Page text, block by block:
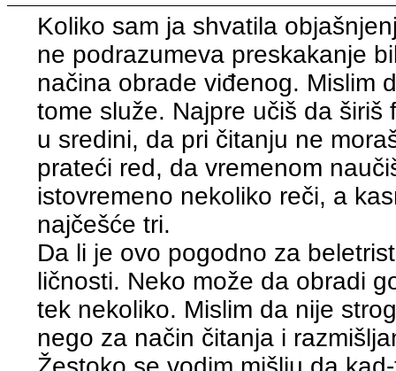
Koliko sam ja shvatila
ne podrazumeva preskakanje
načina obrade viđenog. Mislim
tome služe. Najpre učiš da
u sredini, da pri čitanju ne
prateći red, da vremenom
istovremeno nekoliko reči, a
najčešće tri.
Da li je ovo pogodno za
ličnosti. Neko može da obradi
tek nekoliko. Mislim da nije
nego za način čitanja i